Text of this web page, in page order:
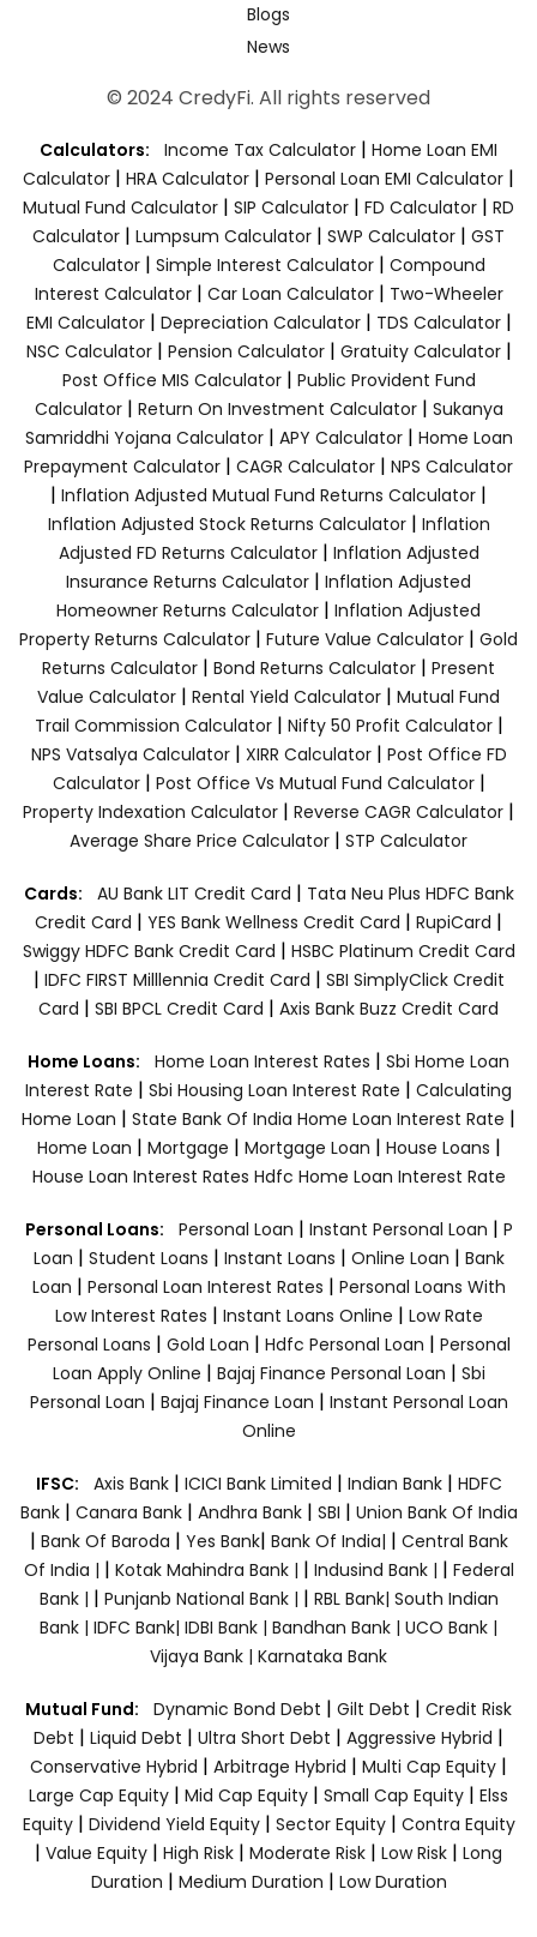
Blogs
News
© 2024 CredyFi. All rights reserved
Calculators: Income Tax Calculator | Home Loan EMI
Calculator | HRA Calculator | Personal Loan EMI Calculator |
Mutual Fund Calculator | SIP Calculator | FD Calculator | RD
Calculator | Lumpsum Calculator | SWP Calculator | GST
Calculator| Simple Interest Calculator| Compound
Interest Calculator| Car Loan Calculator| Two-Wheeler
EMI Calculator| Depreciation Calculator| TDS Calculator|
NSC Calculator| Pension Calculator| Gratuity Calculator|
Post Office MIS Calculator| Public Provident Fund
Calculator| Return On Investment Calculator| Sukanya
Samriddhi Yojana Calculator| APY Calculator| Home Loan
Prepayment Calculator | CAGR Calculator | NPS Calculator
| Inflation Adjusted Mutual Fund Returns Calculator |
Inflation Adjusted Stock Returns Calculator| Inflation
Adjusted FD Returns Calculator| Inflation Adjusted
Insurance Returns Calculator | Inflation Adjusted
Homeowner Returns Calculator | Inflation Adjusted
Property Returns Calculator | Future Value Calculator | Gold
Returns Calculator | Bond Returns Calculator | Present
Value Calculator | Rental Yield Calculator | Mutual Fund
Trail Commission Calculator| Nifty 50 Profit Calculator|
NPS Vatsalya Calculator| XIRR Calculator| Post Office FD
Calculator| Post Office Vs Mutual Fund Calculator|
Property Indexation Calculator | Reverse CAGR Calculator |
Average Share Price Calculator | STP Calculator
Cards: AU Bank LIT Credit Card | Tata Neu Plus HDFC Bank
Credit Card | YES Bank Wellness Credit Card | RupiCard |
Swiggy HDFC Bank Credit Card | HSBC Platinum Credit Card
| IDFC FIRST Milllennia Credit Card | SBI SimplyClick Credit
Card | SBI BPCL Credit Card | Axis Bank Buzz Credit Card
Home Loans: Home Loan Interest Rates | Sbi Home Loan
Interest Rate | Sbi Housing Loan Interest Rate | Calculating
Home Loan | State Bank Of India Home Loan Interest Rate |
Home Loan | Mortgage | Mortgage Loan | House Loans |
House Loan Interest Rates Hdfc Home Loan Interest Rate
Personal Loans: Personal Loan | Instant Personal Loan | P
Loan | Student Loans | Instant Loans | Online Loan | Bank
Loan | Personal Loan Interest Rates | Personal Loans With
Low Interest Rates | Instant Loans Online | Low Rate
Personal Loans | Gold Loan | Hdfc Personal Loan | Personal
Loan Apply Online | Bajaj Finance Personal Loan | Sbi
Personal Loan | Bajaj Finance Loan | Instant Personal Loan
Online
IFSC: Axis Bank | ICICI Bank Limited | Indian Bank | HDFC
Bank| Canara Bank | Andhra Bank| SBI | Union Bank Of India
| Bank Of Baroda | Yes Bank| Bank Of India| | Central Bank
Of India | | Kotak Mahindra Bank | | Indusind Bank | | Federal
Bank | | Punjanb National Bank | | RBL Bank| South Indian
Bank | IDFC Bank| IDBI Bank | Bandhan Bank | UCO Bank |
Vijaya Bank | Karnataka Bank
Mutual Fund: Dynamic Bond Debt | Gilt Debt | Credit Risk
Debt | Liquid Debt | Ultra Short Debt | Aggressive Hybrid |
Conservative Hybrid | Arbitrage Hybrid | Multi Cap Equity |
Large Cap Equity | Mid Cap Equity | Small Cap Equity | Elss
Equity| Dividend Yield Equity| Sector Equity | Contra Equity
| Value Equity | High Risk | Moderate Risk | Low Risk | Long
Duration | Medium Duration | Low Duration